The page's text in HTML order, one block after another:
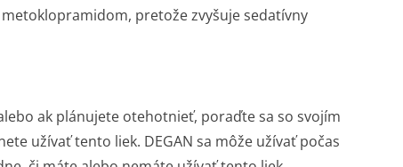
pretože zvyšuje sedatívny
ak plánujete otehotnieť, poraďte sa so svojím
užívať tento liek. DEGAN sa môže užívať počas